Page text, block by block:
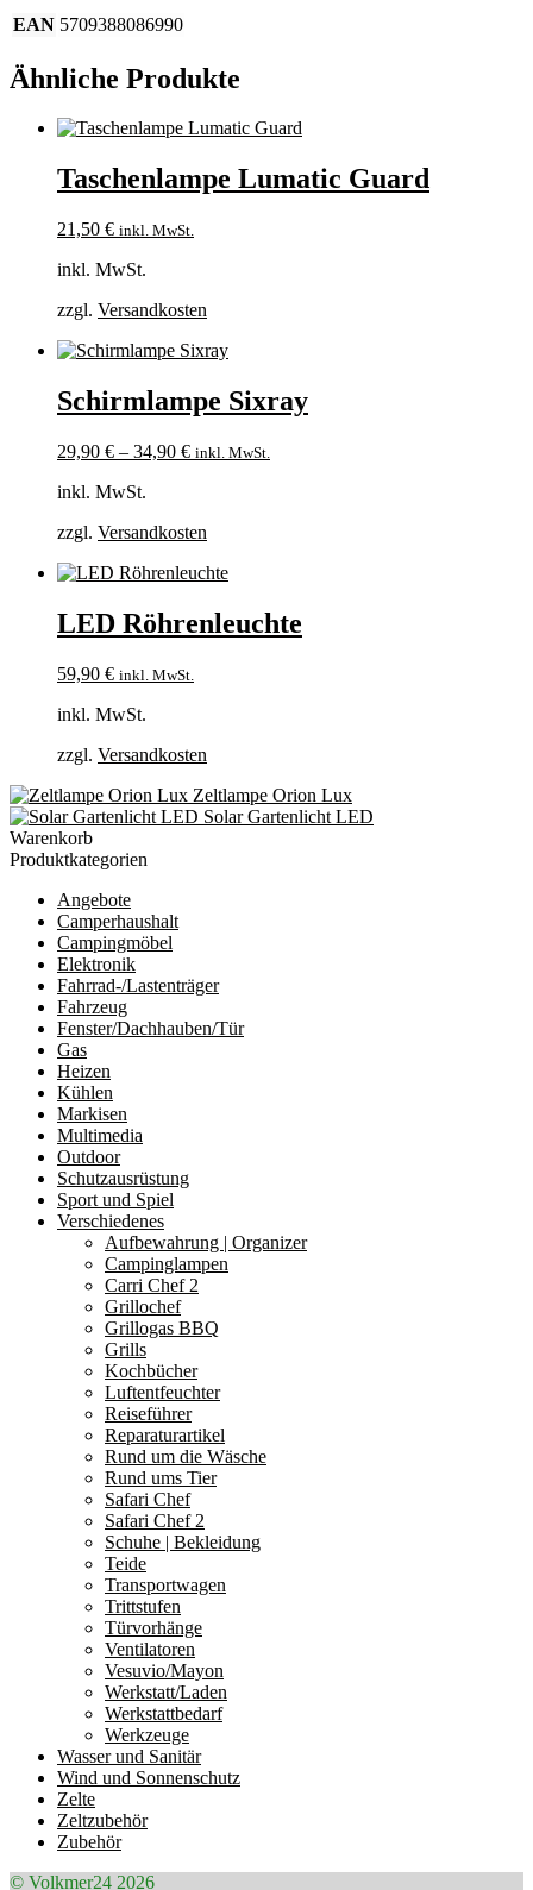
EAN 5709388086990
Ähnliche Produkte
Taschenlampe Lumatic Guard
21,50 € inkl. MwSt.
inkl. MwSt.
zzgl. Versandkosten
Schirmlampe Sixray
29,90 € – 34,90 € inkl. MwSt.
inkl. MwSt.
zzgl. Versandkosten
LED Röhrenleuchte
59,90 € inkl. MwSt.
inkl. MwSt.
zzgl. Versandkosten
Zeltlampe Orion Lux
Solar Gartenlicht LED
Warenkorb
Produktkategorien
Angebote
Camperhaushalt
Campingmöbel
Elektronik
Fahrrad-/Lastenträger
Fahrzeug
Fenster/Dachhauben/Tür
Gas
Heizen
Kühlen
Markisen
Multimedia
Outdoor
Schutzausrüstung
Sport und Spiel
Verschiedenes
Aufbewahrung | Organizer
Campinglampen
Carri Chef 2
Grillochef
Grillogas BBQ
Grills
Kochbücher
Luftentfeuchter
Reiseführer
Reparaturartikel
Rund um die Wäsche
Rund ums Tier
Safari Chef
Safari Chef 2
Schuhe | Bekleidung
Teide
Transportwagen
Trittstufen
Türvorhänge
Ventilatoren
Vesuvio/Mayon
Werkstatt/Laden
Werkstattbedarf
Werkzeuge
Wasser und Sanitär
Wind und Sonnenschutz
Zelte
Zeltzubehör
Zubehör
© Volkmer24 2026